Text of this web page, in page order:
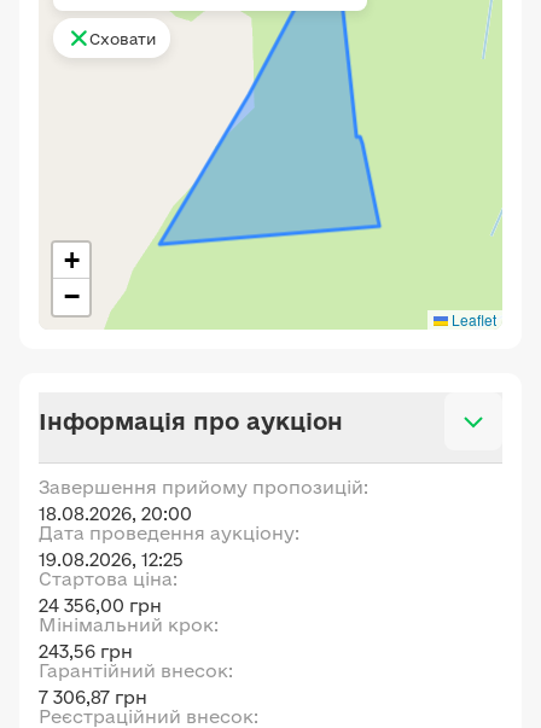
+
−
Leaflet
Сховати
Інформація про аукціон
Завершення прийому пропозицій:
18.08.2026, 20:00
Дата проведення аукціону:
19.08.2026, 12:25
Стартова ціна:
24 356,00 грн
Мінімальний крок:
243,56 грн
Гарантійний внесок:
7 306,87 грн
Реєстраційний внесок: